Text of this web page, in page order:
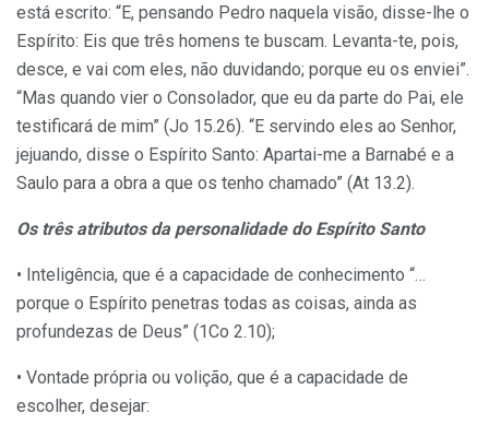
está escrito: “E, pensando Pedro naquela visão, disse-lhe o
Espírito: Eis que três homens te buscam. Levanta-te, pois,
desce, e vai com eles, não duvidando; porque eu os enviei”.
“Mas quando vier o Consolador, que eu da parte do Pai, ele
testificará de mim” (Jo 15.26). “E servindo eles ao Senhor,
jejuando, disse o Espírito Santo: Apartai-me a Barnabé e a
Saulo para a obra a que os tenho chamado” (At 13.2).
Os três atributos da personalidade do Espírito Santo
• Inteligência, que é a capacidade de conhecimento “…
porque o Espírito penetras todas as coisas, ainda as
profundezas de Deus” (1Co 2.10);
• Vontade própria ou volição, que é a capacidade de
escolher, desejar: